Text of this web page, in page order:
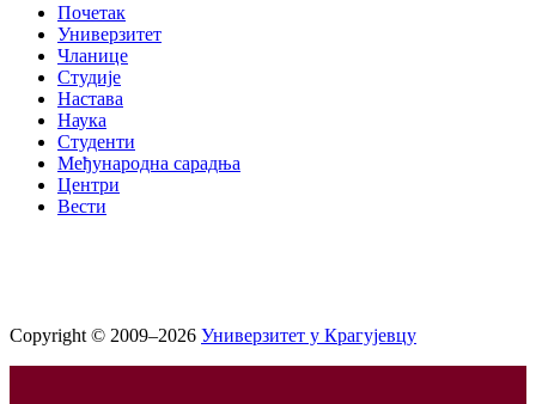
Почетак
Универзитет
Чланице
Студије
Настава
Наука
Студенти
Међународна сарадња
Центри
Вести
Copyright © 2009–2026 Универзитет у Крагујевцу